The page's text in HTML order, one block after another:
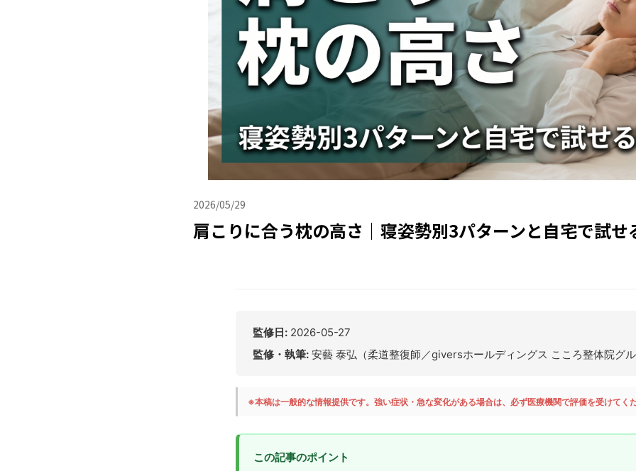
2026/05/29
肩こりに合う枕の高さ｜寝姿勢別3パターンと自宅で試せ
監修日: 2026-05-27
監修・執筆: 安藝 泰弘（柔道整復師／giversホールディングス こころ整体院グ
※本稿は一般的な情報提供です。強い症状・急な変化がある場合は、必ず医療機関で評価を受けてく
この記事のポイント